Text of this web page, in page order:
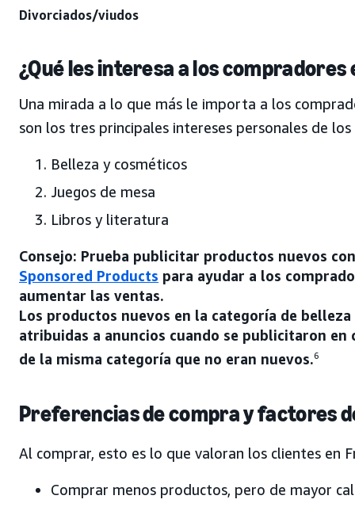
Divorciados/viudos
¿Qué les interesa a los compradores
Una mirada a lo que más le importa a los
son los tres principales intereses personales de
Belleza y cosméticos
Juegos de mesa
Libros y literatura
Consejo: Prueba publicitar productos nuevos
Sponsored Products para ayudar a los
aumentar las ventas.
Los productos nuevos en la categoría de
atribuidas a anuncios cuando se publicitaron
de la misma categoría que no eran nuevos.6
Preferencias de compra y factores
Al comprar, esto es lo que valoran los clientes en
Comprar menos productos, pero de mayor